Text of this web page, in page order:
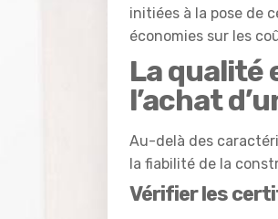
initiées à la pose de
économies sur les
La qualité
l’achat
Au-delà des
la fiabilité de la
Vérifier les